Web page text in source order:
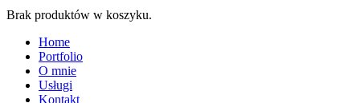
Brak produktów w koszyku.
Home
Portfolio
O mnie
Usługi
Kontakt